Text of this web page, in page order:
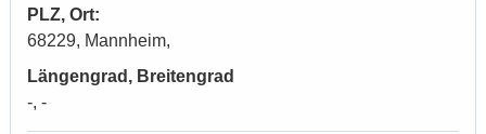
PLZ, Ort:
68229, Mannheim,
Längengrad, Breitengrad
-, -